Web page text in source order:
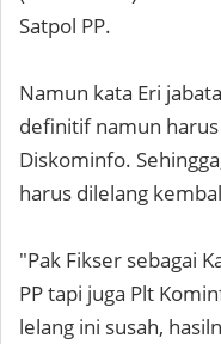
Satpol PP.
Namun kata Eri
definitif namun
Diskominfo.
harus dilelang
"Pak Fikser sebagai
PP tapi juga Plt
lelang ini susah,